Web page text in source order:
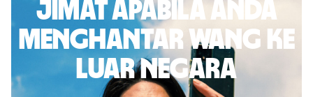
Jimat apabila anda
menghantar wang ke
luar negara